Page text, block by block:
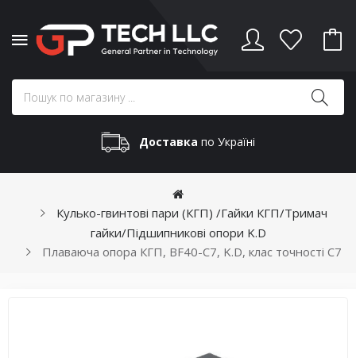
Доставка по Україні
Кулько-гвинтові пари (КГП) /Гайки КГП/Тримач
гайки/Підшипникові опори K.D
Плаваюча опора КГП, BF40-C7, K.D, клас точності С7